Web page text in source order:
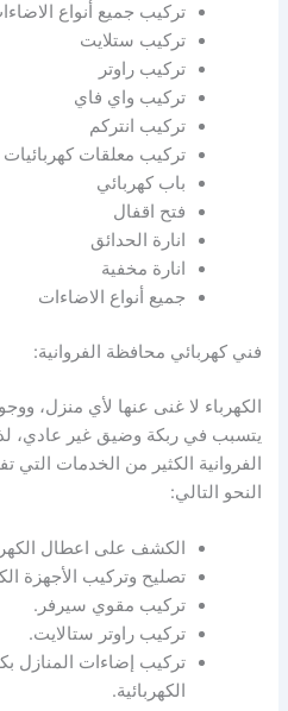
تركيب جميع أنواع
تركيب ستلايت
تركيب راوتر
تركيب واي فاي
تركيب انتركم
تركيب معلقات كهربائيات
باب كهربائي
فتح اقفال
انارة الحدائق
انارة مخفية
جميع أنواع الاضاءات
فني كهربائي محافظة الفروانية:
الكهرباء لا غنى عنها لأي منزل،
يتسبب في ربكة وضيق غير عادي،
الفروانية الكثير من الخدمات التي
النحو التالي:
الكشف على اعطال
تصليح وتركيب الأجهزة
تركيب مقوي سيرفر.
تركيب راوتر ستالايت.
تركيب إضاءات المنازل
الكهربائية.